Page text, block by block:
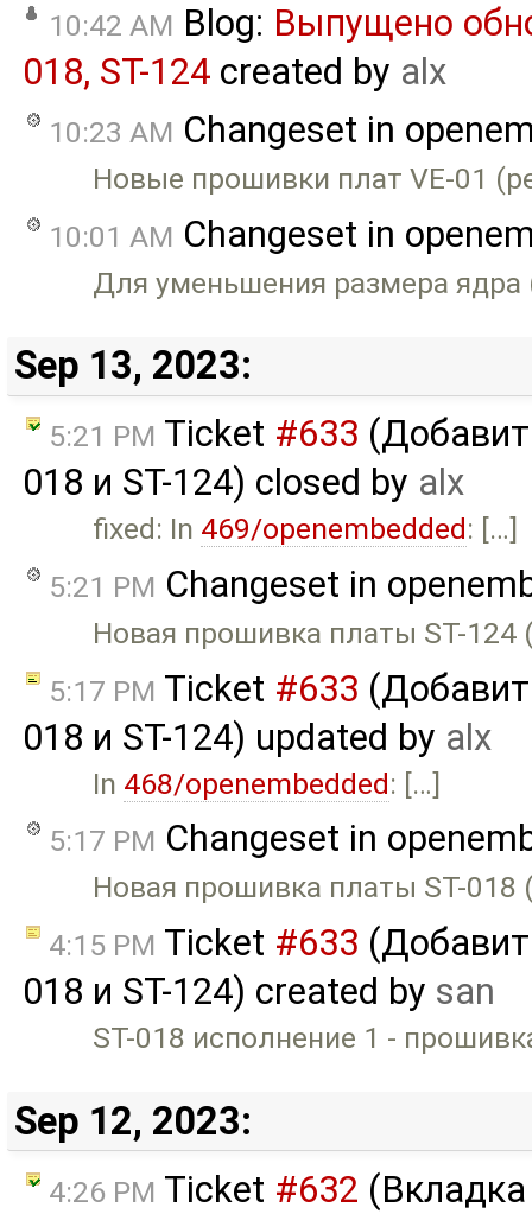
10:42 AM Blog: Выпущено
018, ST-124created by alx
10:23 AM Changeset in
Новые прошивки плат VE-01
10:01 AM Changeset in
Для уменьшения размера
Sep 13, 2023:
5:21 PM Ticket #633
018 и ST-124) closed by alx
fixed: In 469/openembedded: […]
5:21 PM Changeset in
Новая прошивка платы ST-124
5:17 PM Ticket #633
018 и ST-124) updated by alx
In 468/openembedded: […]
5:17 PM Changeset in
Новая прошивка платы ST-018
4:15 PM Ticket #633
018 и ST-124) created by san
ST-018 исполнение 1 -
Sep 12, 2023:
4:26 PM Ticket #632